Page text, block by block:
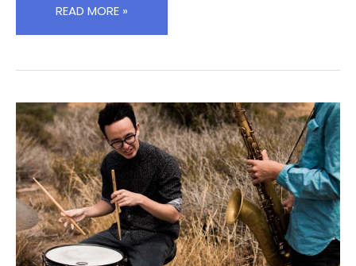
多
外
有
多
亮
丽
来
衡
量
READ MORE »